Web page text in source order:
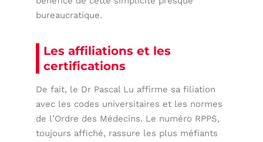
bureaucratique.
Les affiliations et les
certifications
De fait, le Dr Pascal Lu affirme sa filiation
avec les codes universitaires et les normes
de l’Ordre des Médecins. Le numéro RPPS,
toujours affiché, rassure les plus méfiants